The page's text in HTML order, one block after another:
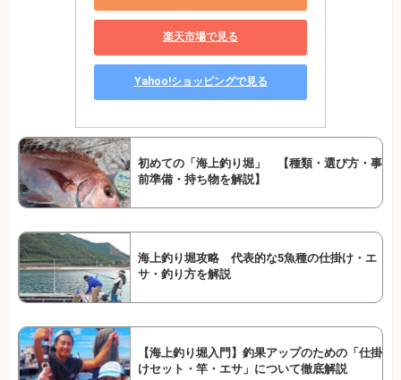
楽天市場で見る
Yahoo!ショッピングで見る
初めての「海上釣り堀」 【種類・選び方・事
前準備・持ち物を解説】
海上釣り堀攻略 代表的な5魚種の仕掛け・エ
サ・釣り方を解説
【海上釣り堀入門】釣果アップのための「仕掛
けセット・竿・エサ」について徹底解説